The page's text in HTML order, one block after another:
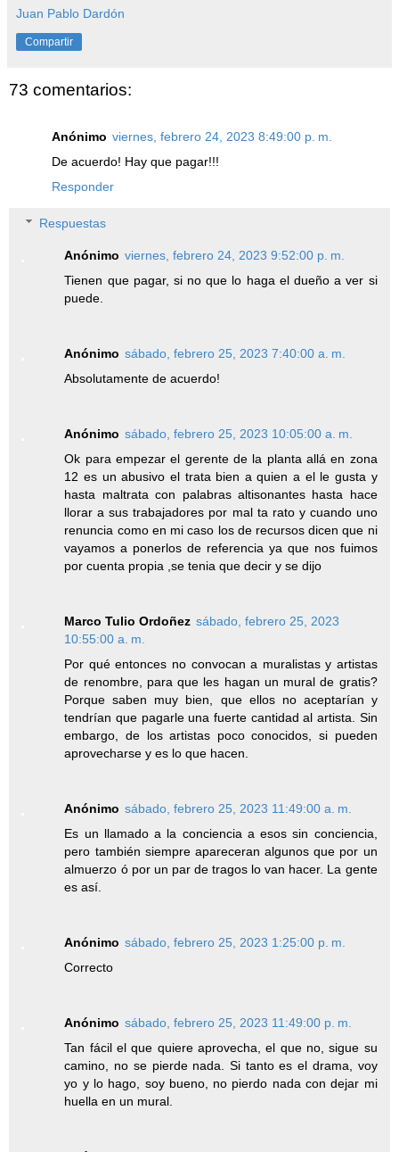
Juan Pablo Dardón
Compartir
73 comentarios:
Anónimo viernes, febrero 24, 2023 8:49:00 p. m.
De acuerdo! Hay que pagar!!!
Responder
Respuestas
Anónimo viernes, febrero 24, 2023 9:52:00 p. m.
Tienen que pagar, si no que lo haga el dueño a ver si
puede.
Anónimo sábado, febrero 25, 2023 7:40:00 a. m.
Absolutamente de acuerdo!
Anónimo sábado, febrero 25, 2023 10:05:00 a. m.
Ok para empezar el gerente de la planta allá en zona
12 es un abusivo el trata bien a quien a el le gusta y
hasta maltrata con palabras altisonantes hasta hace
llorar a sus trabajadores por mal ta rato y cuando uno
renuncia como en mi caso los de recursos dicen que ni
vayamos a ponerlos de referencia ya que nos fuimos
por cuenta propia ,se tenia que decir y se dijo
Marco Tulio Ordoñez sábado, febrero 25, 2023
10:55:00 a. m.
Por qué entonces no convocan a muralistas y artistas
de renombre, para que les hagan un mural de gratis?
Porque saben muy bien, que ellos no aceptarían y
tendrían que pagarle una fuerte cantidad al artista. Sin
embargo, de los artistas poco conocidos, si pueden
aprovecharse y es lo que hacen.
Anónimo sábado, febrero 25, 2023 11:49:00 a. m.
Es un llamado a la conciencia a esos sin conciencia,
pero también siempre apareceran algunos que por un
almuerzo ó por un par de tragos lo van hacer. La gente
es así.
Anónimo sábado, febrero 25, 2023 1:25:00 p. m.
Correcto
Anónimo sábado, febrero 25, 2023 11:49:00 p. m.
Tan fácil el que quiere aprovecha, el que no, sigue su
camino, no se pierde nada. Si tanto es el drama, voy
yo y lo hago, soy bueno, no pierdo nada con dejar mi
huella en un mural.